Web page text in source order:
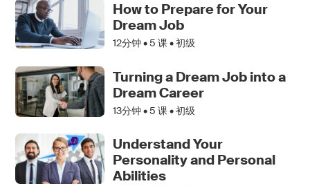
How to Prepare for Your
Dream Job
12分钟 •5 课 • 初级
Turning a Dream Job into a
Dream Career
13分钟 •5 课 • 初级
Understand Your
Personality and Personal
Abilities